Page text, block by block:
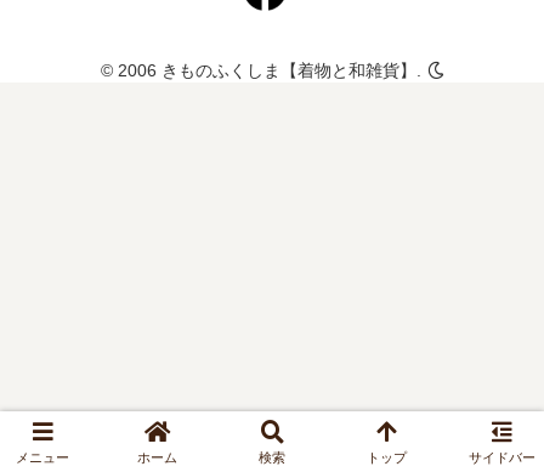
© 2006 きものふくしま【着物と和雑貨】.
メニュー ホーム 検索 トップ サイドバー